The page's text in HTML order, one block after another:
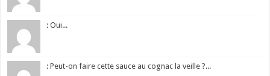
: Oui...
: Peut-on faire cette sauce au cognac la veille ?...